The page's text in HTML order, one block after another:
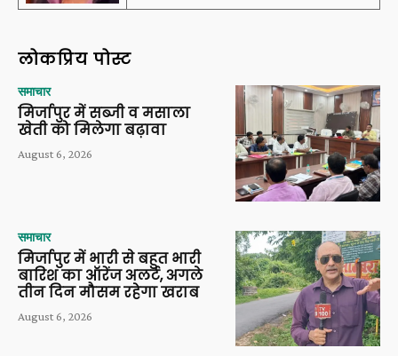
लोकप्रिय पोस्ट
समाचार
मिर्जापुर में सब्जी व मसाला
खेती को मिलेगा बढ़ावा
August 6, 2026
समाचार
मिर्जापुर में भारी से बहुत भारी
बारिश का ऑरेंज अलर्ट, अगले
तीन दिन मौसम रहेगा खराब
August 6, 2026